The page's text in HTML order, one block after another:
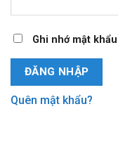
Ghi nhớ mật khẩu
ĐĂNG NHẬP
Quên mật khẩu?